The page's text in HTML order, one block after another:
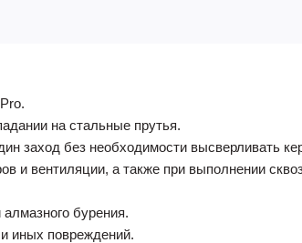
на стальные прутья.
заход без необходимости высверливать
и вентиляции, а также при выполнении
бурения.
иных повреждений.